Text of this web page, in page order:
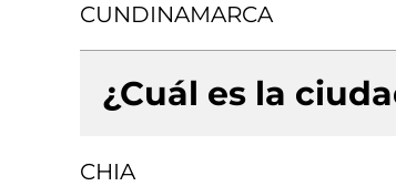
CUNDINAMARCA
¿Cuál es la
CHIA